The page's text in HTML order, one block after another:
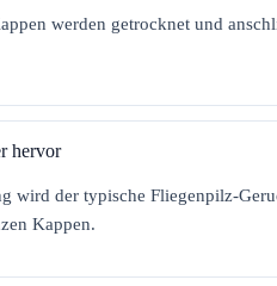
werden getrocknet und
hervor
wird der typische Fliegenpilz-
Kappen.